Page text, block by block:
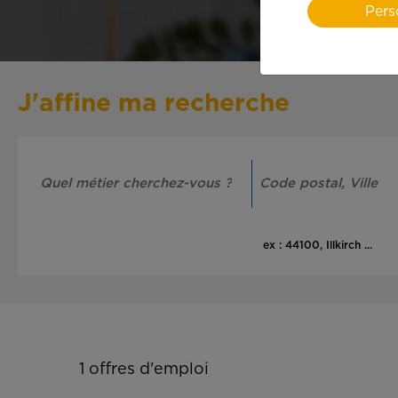
J'affine ma recherche
ex : 44100, Illkirch ...
1 offres d'emploi